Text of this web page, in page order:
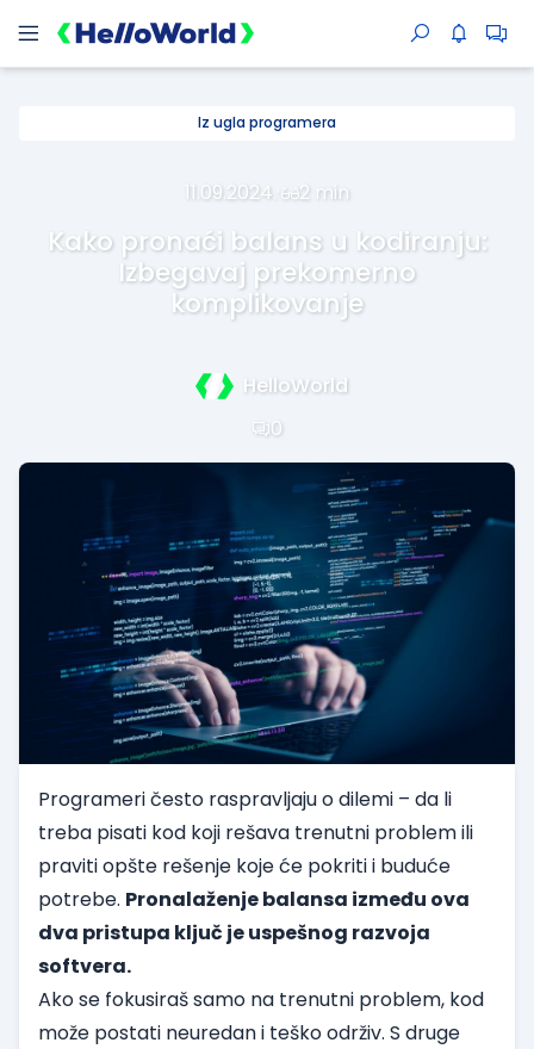
Iz ugla programera
11.09.2024. 2 min
Kako pronaći balans u kodiranju:
Izbegavaj prekomerno
komplikovanje
HelloWorld
0
Programeri često raspravljaju o dilemi – da li
treba pisati kod koji rešava trenutni problem ili
praviti opšte rešenje koje će pokriti i buduće
potrebe. Pronalaženje balansa između ova
dva pristupa ključ je uspešnog razvoja
softvera.
Ako se fokusiraš samo na trenutni problem, kod
može postati neuredan i teško održiv. S druge